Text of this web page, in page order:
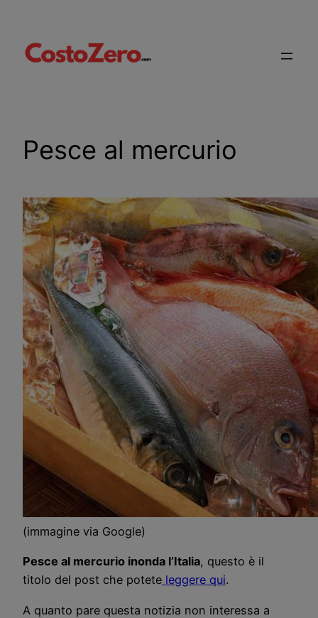
contenuto
Pesce al mercurio
(immagine via Google)
Pesce al mercurio inonda l’Italia, questo è il
titolo del post che potete leggere qui.
A quanto pare questa notizia non interessa a